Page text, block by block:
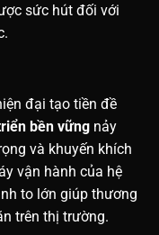
sức hút đối với
đại tạo tiền đề
bền vững nảy
và khuyến khích
vận hành của hệ
to lớn giúp thương
trên thị trường.